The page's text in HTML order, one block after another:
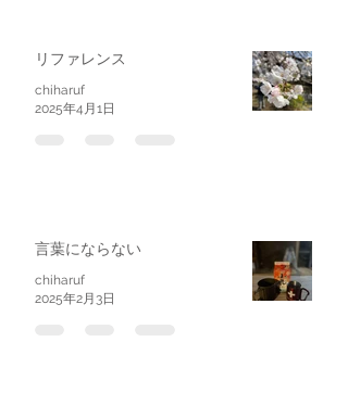
リファレンス
chiharuf
2025年4月1日
言葉にならない
chiharuf
2025年2月3日